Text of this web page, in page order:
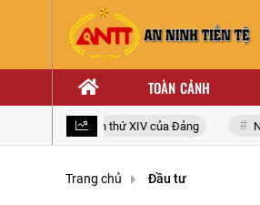
TOÀN CẢNH
quốc lần thứ XIV của Đảng Những
Trang chủ Đầu tư